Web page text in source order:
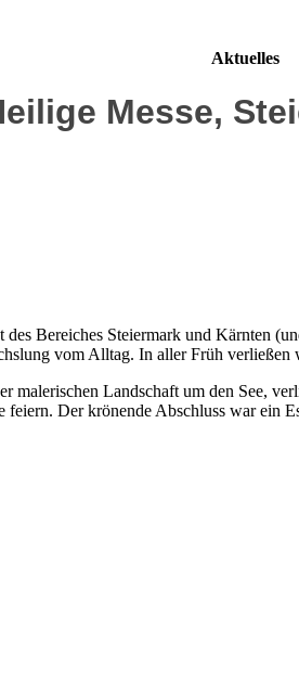
Aktuelles
Messe,
Bereiches Steiermark und Kärnten
vom Alltag. In aller Früh
malerischen Landschaft um den See,
Der krönende Abschluss war ein